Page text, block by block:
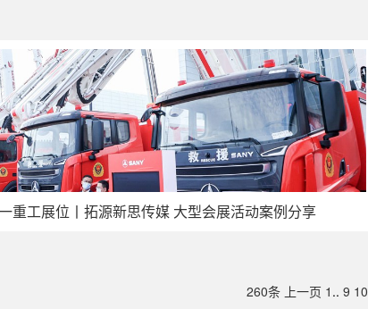
重工展位丨拓源新思传媒 大型会展活动案例分享
260条 上一页 1 .. 9 10